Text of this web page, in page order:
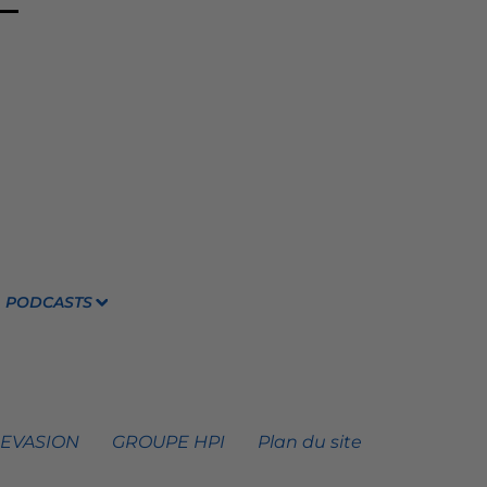
PODCASTS
GROUPE HPI Plan du site